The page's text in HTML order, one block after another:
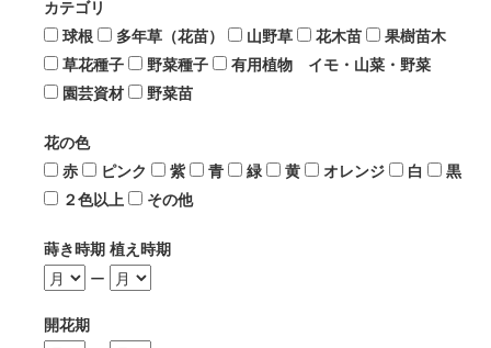
カテゴリ
球根
多年草（花苗） 山野草 花木苗
果樹苗木
草花種子
野菜種子
有用植物 イモ・山菜・野菜
園芸資材
野菜苗
花の色
赤
ピンク 紫 青 緑 黄 オレンジ 白
黒
２色以上
その他
蒔き時期 植え時期
ー
開花期